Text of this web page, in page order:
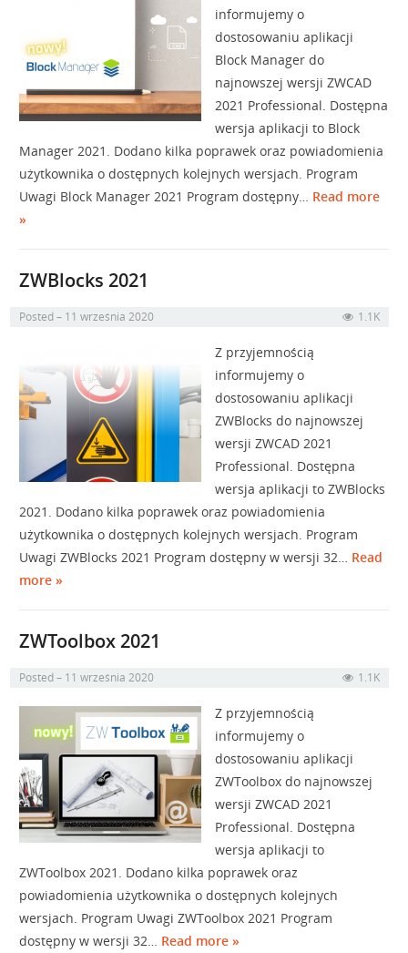
informujemy o
dostosowaniu aplikacji
Block Manager do
najnowszej wersji ZWCAD
2021 Professional. Dostępna
wersja aplikacji to Block
Manager 2021. Dodano kilka poprawek oraz powiadomienia
użytkownika o dostępnych kolejnych wersjach. Program
Uwagi Block Manager 2021 Program dostępny… Read more
»
ZWBlocks 2021
Posted 11 września 2020 1.1K
Z przyjemnością
informujemy o
dostosowaniu aplikacji
ZWBlocks do najnowszej
wersji ZWCAD 2021
Professional. Dostępna
wersja aplikacji to ZWBlocks
2021. Dodano kilka poprawek oraz powiadomienia
użytkownika o dostępnych kolejnych wersjach. Program
Uwagi ZWBlocks 2021 Program dostępny w wersji 32… Read
more »
ZWToolbox 2021
Posted 11 września 2020 1.1K
Z przyjemnością
informujemy o
dostosowaniu aplikacji
ZWToolbox do najnowszej
wersji ZWCAD 2021
Professional. Dostępna
wersja aplikacji to
ZWToolbox 2021. Dodano kilka poprawek oraz
powiadomienia użytkownika o dostępnych kolejnych
wersjach. Program Uwagi ZWToolbox 2021 Program
dostępny w wersji 32… Read more »